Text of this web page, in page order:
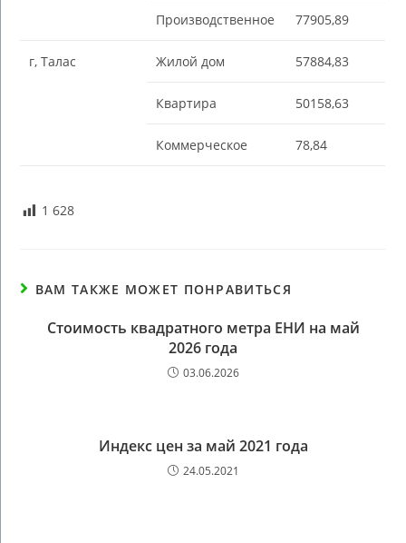
Производственное 77905,89
г, Талас Жилой дом 57884,83
Квартира 50158,63
Коммерческое 78,84
1 628
ВАМ ТАКЖЕ МОЖЕТ ПОНРАВИТЬСЯ
Стоимость квадратного метра ЕНИ на май
2026 года
03.06.2026
Индекс цен за май 2021 года
24.05.2021